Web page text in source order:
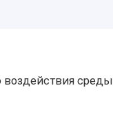
воздействия